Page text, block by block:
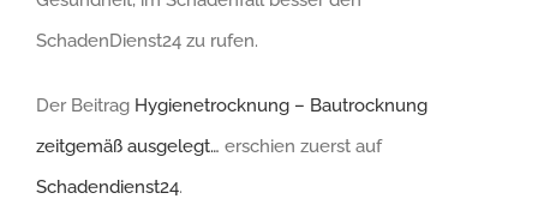
SchadenDienst24 zu rufen.
Der Beitrag Hygienetrocknung – Bautrocknung
zeitgemäß ausgelegt… erschien zuerst auf
Schadendienst24.